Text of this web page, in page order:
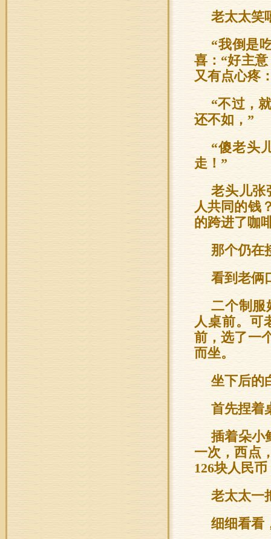
老太太笑
“我倒是
喜：“好主
又有点心疼
“不过，
还不如，”
“傻老头
走！”
老头儿张
人共同的钱
的跨进了咖
那个仍在
看到老俩
二个制服
人桌前。可
前，选了一
而坐。
坐下后的
首先捏着
插着朵小
一次，西点
126块人民
老太太一
细细看看